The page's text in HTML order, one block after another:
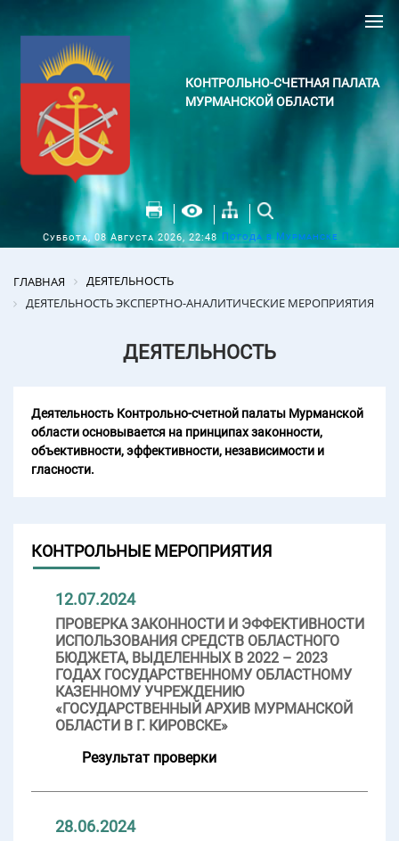
КОНТРОЛЬНО-СЧЕТНАЯ ПАЛАТА
МУРМАНСКОЙ ОБЛАСТИ
Суббота, 08 Августа 2026, 22:48 Погода в Мурманске
ГЛАВНАЯ
ДЕЯТЕЛЬНОСТЬ
ДЕЯТЕЛЬНОСТЬ ЭКСПЕРТНО-АНАЛИТИЧЕСКИЕ МЕРОПРИЯТИЯ
ДЕЯТЕЛЬНОСТЬ
Деятельность Контрольно-счетной палаты Мурманской
области основывается на принципах законности,
объективности, эффективности, независимости и
гласности.
КОНТРОЛЬНЫЕ МЕРОПРИЯТИЯ
12.07.2024
ПРОВЕРКА ЗАКОННОСТИ И ЭФФЕКТИВНОСТИ
ИСПОЛЬЗОВАНИЯ СРЕДСТВ ОБЛАСТНОГО
БЮДЖЕТА, ВЫДЕЛЕННЫХ В 2022 – 2023
ГОДАХ ГОСУДАРСТВЕННОМУ ОБЛАСТНОМУ
КАЗЕННОМУ УЧРЕЖДЕНИЮ
«ГОСУДАРСТВЕННЫЙ АРХИВ МУРМАНСКОЙ
ОБЛАСТИ В Г. КИРОВСКЕ»
Результат проверки
28.06.2024